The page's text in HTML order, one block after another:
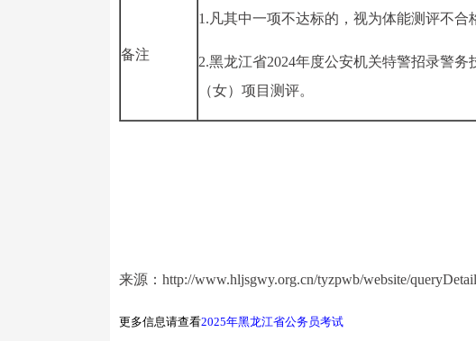
备注
1.凡其中一项不达标的，视为体能测评不合
2.黑龙江省2024年度公安机关特警招录警
（女）项目测评。
来源：http://www.hljsgwy.org.cn/tyzpwb/website/
更多信息请查看2025年黑龙江省公务员考试